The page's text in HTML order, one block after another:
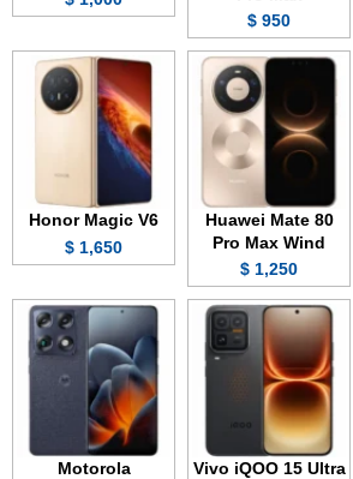
950 $
Huawei Mate 80
Pro Max Wind
1,250 $
Honor Magic V6
1,650 $
Vivo iQOO 15 Ultra
Motorola